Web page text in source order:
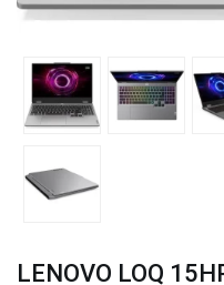
LENOVO LOQ